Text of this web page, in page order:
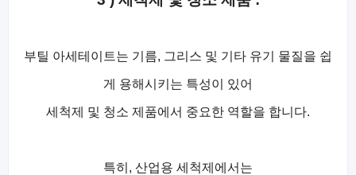
부틸 아세테이트는 기름, 그리스 및 기타 유기 물질을 쉽
게 용해시키는 특성이 있어
세척제 및 청소 제품에서 중요한 역할을 합니다.
특히, 산업용 세척제에서는